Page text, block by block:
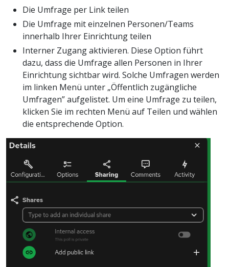
Die Umfrage per Link teilen
Die Umfrage mit einzelnen Personen/Teams
innerhalb Ihrer Einrichtung teilen
Interner Zugang aktivieren. Diese Option führt
dazu, dass die Umfrage allen Personen in Ihrer
Einrichtung sichtbar wird. Solche Umfragen werden
im linken Menü unter „Öffentlich zugängliche
Umfragen” aufgelistet. Um eine Umfrage zu teilen,
klicken Sie im rechten Menü auf Teilen und wählen
die entsprechende Option.